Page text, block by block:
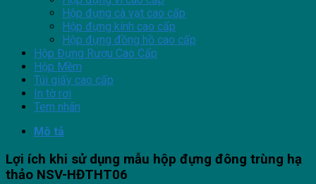
Hộp đựng cà vạt cao cấp
Hộp đựng kính cao cấp
Hộp đựng đồng hồ cao cấp
Hộp Đựng Rượu Cao Cấp
Hộp Mềm
Túi giấy cao cấp
In tờ rơi
Tem nhãn
Mô tả
Lợi ích khi sử dụng mẫu hộp đựng đông trùng hạ
thảo NSV-HĐTHT06